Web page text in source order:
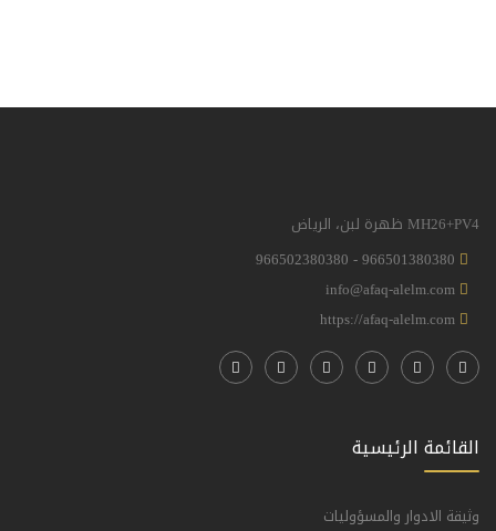
MH26+PV4 ظهرة لبن، الرياض
966501380380 - 966502380380
info@afaq-alelm.com
https://afaq-alelm.com
القائمة الرئيسية
وثيقة الادوار والمسؤوليات